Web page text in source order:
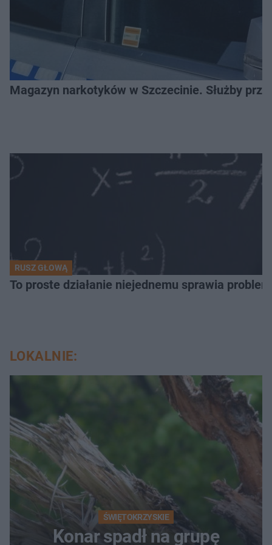
Magazyn narkotyków w Szczecinie. Służby
RUSZ GŁOWĄ
To proste działanie niejednemu sprawia
LOKALNIE:
ŚWIĘTOKRZYSKIE
Konar spadł na grupę